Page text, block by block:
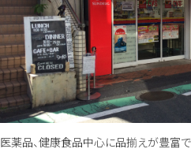
医薬品、健康食品中心に品揃えが豊富